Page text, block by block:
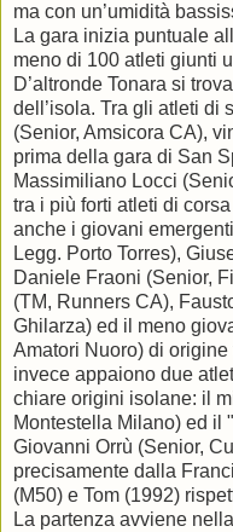
ma con un’umidità
La gara inizia puntuale
meno di 100 atleti giunti
D’altronde Tonara si
dell’isola. Tra gli atleti di
(Senior, Amsicora CA),
prima della gara di San
Massimiliano Locci
tra i più forti atleti di
anche i giovani
Legg. Porto Torres),
Daniele Fraoni (Senior,
(TM, Runners CA),
Ghilarza) ed il meno
Amatori Nuoro) di
invece appaiono due
chiare origini isolane: il
Montestella Milano) ed il
Giovanni Orrù (Senior,
precisamente dalla
(M50) e Tom (1992)
La partenza avviene